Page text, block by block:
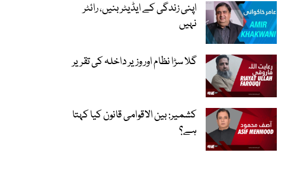
اپنی زندگی کے ایڈیٹر بنیں، رائٹر
نہیں
گلا سڑا نظام اور وزیر داخلہ کی تقریر
کشمیر: بین الاقوامی قانون کیا کہتا
ہے؟